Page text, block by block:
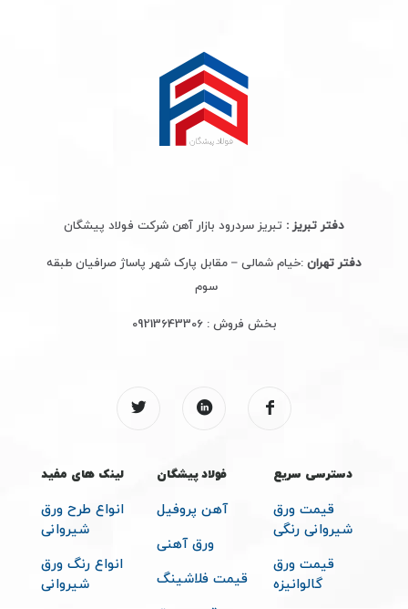
دفتر تبریز : تبریز سردرود بازار آهن شرکت فولاد پیشگان
دفتر تهران :خیام شمالی – مقابل پارک شهر پاساژ صرافیان طبقه
سوم
بخش فروش :09213643306
دسترسی سریع
قیمت ورق
شیروانی رنگی
قیمت ورق
گالوانیزه
فولاد پیشگان
آهن پروفیل
ورق آهنی
قیمت فلاشینگ
لینک های مفید
انواع طرح ورق
شیروانی
انواع رنگ ورق
شیروانی